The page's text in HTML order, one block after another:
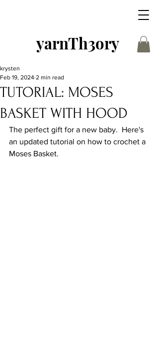
yarnTh3ory
TUTORIAL: MOSES
BASKET WITH HOOD
krysten
Feb 19, 2024 2 min read
The perfect gift for a new baby.  Here's
an updated tutorial on how to crochet a
Moses Basket.